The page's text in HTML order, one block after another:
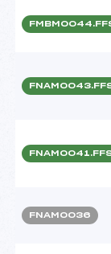
FNAM0036